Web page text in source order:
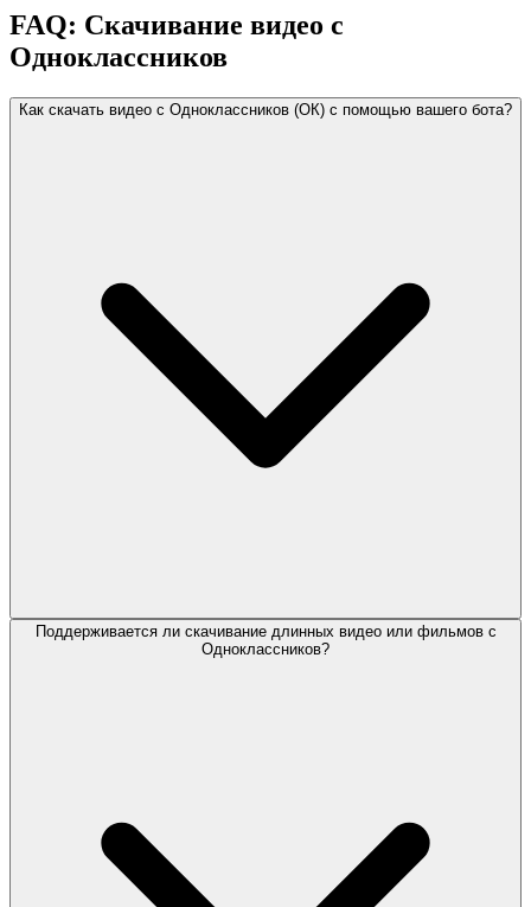
FAQ: Скачивание видео с
Одноклассников
Как скачать видео с Одноклассников (ОК) с помощью вашего бота?
Поддерживается ли скачивание длинных видео или фильмов с
Одноклассников?